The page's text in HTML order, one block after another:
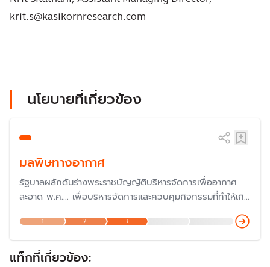
krit.s@kasikornresearch.com
นโยบายที่เกี่ยวข้อง
มลพิษทางอากาศ
รัฐบาลผลักดันร่างพระราชบัญญัติบริหารจัดการเพื่ออากาศ
สะอาด พ.ศ.... เพื่อบริหารจัดการและควบคุมกิจกรรมที่ทำให้เกิด
มลพิษทางอากาศในทุกมิติ โดยเฉพาะปัญหาฝุ่น PM 2.5 ไฟป่า
ที่กระทบต่อสุขภาพคนไทย โดยมีการเสนอถึง 7 ร่างให้สภาผู้
แทนราษฎรพิจารณา
1 2 3
แท็กที่เกี่ยวข้อง: